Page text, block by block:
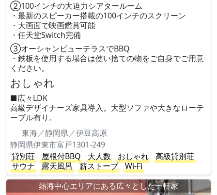
②100インチの大迫力シアタールーム
・最新のスピーカー搭載の100インチのスクリーン
・大画面で映画鑑賞可能
・任天堂Switch完備
③オーシャンビューテラスでBBQ
・鉄板を使用する場合は使い捨ての物をご自身でご用意
ください。
おしゃれ
■広々LDK
高級デザイナーズ家具導入。大型ソファや大きなローテ
ーブル有り。
東海／静岡県／伊豆高原
静岡県伊東市富戸1301-249
貸別荘
屋根付BBQ 大人数 おしゃれ
高級貸別荘
サウナ
露天風呂 薪ストーブ
Wi-Fi
熱海中心エリアにある広々とした一軒家